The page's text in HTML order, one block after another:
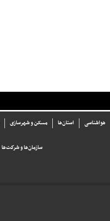
مسکن و شهرسازی استان‌ها
هواشناسی
سازما‌ن‌ها و شركت‌ها